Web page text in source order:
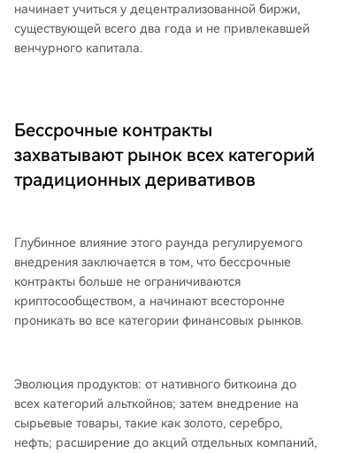
начинает учиться у децентрализованной биржи,
существующей всего два года и не привлекавшей
венчурного капитала.
Бессрочные контракты
захватывают рынок всех категорий
традиционных деривативов
Глубинное влияние этого раунда регулируемого
внедрения заключается в том, что бессрочные
контракты больше не ограничиваются
криптосообществом, а начинают всесторонне
проникать во все категории финансовых рынков.
Эволюция продуктов: от нативного биткоина до
всех категорий альткойнов; затем внедрение на
сырьевые товары, такие как золото, серебро,
нефть; расширение до акций отдельных компаний,